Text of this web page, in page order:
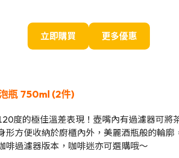
立即購買 更多優惠
瓶 750ml (2件)
度的極佳溫差表現！壺嘴內有過濾器可將
形方便收納於廚櫃內外，美麗酒瓶般的輪廓
啡過濾器版本，咖啡迷亦可選購哦～